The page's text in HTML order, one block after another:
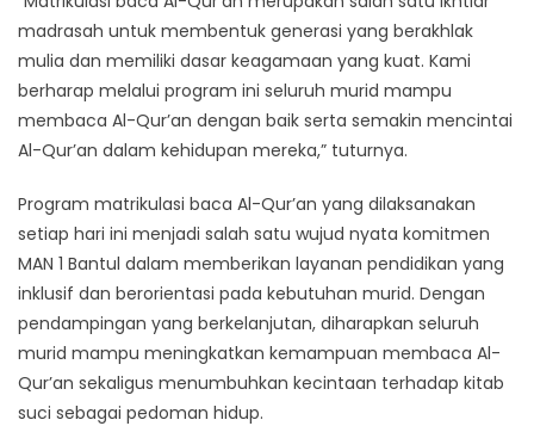
madrasah untuk membentuk generasi yang berakhlak
mulia dan memiliki dasar keagamaan yang kuat. Kami
berharap melalui program ini seluruh murid mampu
membaca Al-Qur’an dengan baik serta semakin mencintai
Al-Qur’an dalam kehidupan mereka,” tuturnya.
Program matrikulasi baca Al-Qur’an yang dilaksanakan
setiap hari ini menjadi salah satu wujud nyata komitmen
MAN 1 Bantul dalam memberikan layanan pendidikan yang
inklusif dan berorientasi pada kebutuhan murid. Dengan
pendampingan yang berkelanjutan, diharapkan seluruh
murid mampu meningkatkan kemampuan membaca Al-
Qur’an sekaligus menumbuhkan kecintaan terhadap kitab
suci sebagai pedoman hidup.